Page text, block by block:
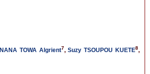
NANA TOWA Algrient7,Suzy TSOUPOU KUETE8,